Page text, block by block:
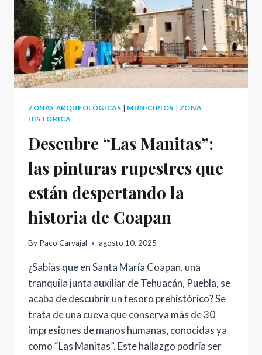
ZONAS ARQUEOLÓGICAS | MUNICIPIOS | ZONA
HISTÓRICA
Descubre “Las Manitas”:
las pinturas rupestres que
están despertando la
historia de Coapan
By Paco Carvajal agosto 10, 2025
¿Sabías que en Santa María Coapan, una
tranquila junta auxiliar de Tehuacán, Puebla, se
acaba de descubrir un tesoro prehistórico? Se
trata de una cueva que conserva más de 30
impresiones de manos humanas, conocidas ya
como “Las Manitas”. Este hallazgo podría ser